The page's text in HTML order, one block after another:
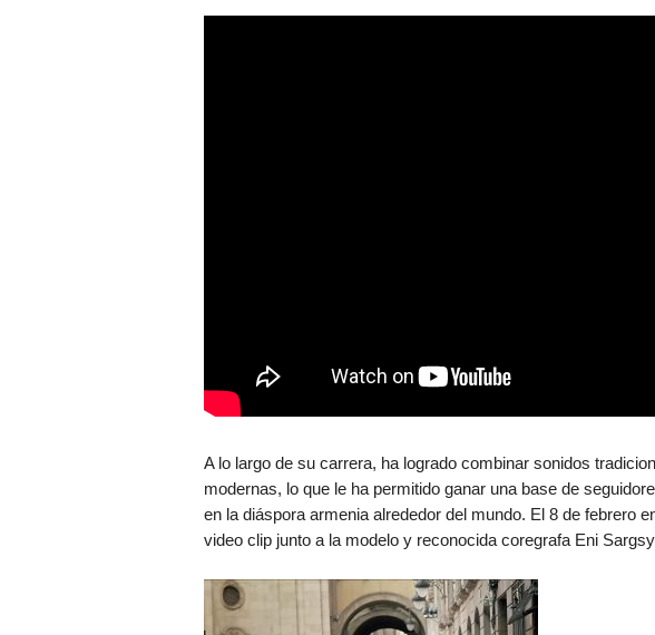
A lo largo de su carrera, ha logrado combinar sonidos
modernas, lo que le ha permitido ganar una base de
en la diáspora armenia alrededor del mundo. El 8 de febrero
video clip junto a la modelo y reconocida coregrafa Eni